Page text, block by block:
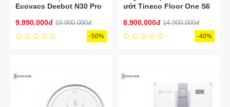
Ecovacs Deebot N30 Pro
9.990.000đ 19.900.000đ
-50%
ướt Tineco Floor One S6
8.900.000đ 14.900.000đ
-40%